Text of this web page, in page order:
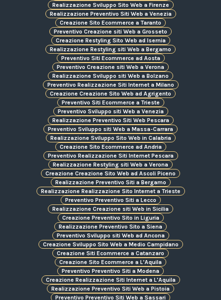
Realizzazione Sviluppo Sito Web a Firenze
Realizzazione Preventivo Siti Web a Venezia
Creazione Sito Ecommerce a Taranto
Preventivo Creazione siti Web a Grosseto
Creazione Restyling Sito Web ad Isernia
Realizzazione Restyling siti Web a Bergamo
Preventivo Siti Ecommerce ad Aosta
Preventivo Creazione siti Web a Verona
Realizzazione Sviluppo siti Web a Bolzano
Preventivo Realizzazione Siti Internet a Milano
Creazione Creazione Sito Web ad Agrigento
Preventivo Siti Ecommerce a Trieste
Preventivo Sviluppo siti Web a Venezia
Realizzazione Preventivo Siti Web Pescara
Preventivo Sviluppo siti Web a Massa-Carrara
Realizzazione Sviluppo Sito Web in Calabria
Creazione Sito Ecommerce ad Andria
Preventivo Realizzazione Siti Internet Pescara
Realizzazione Restyling siti Web a Verona
Creazione Creazione Sito Web ad Ascoli Piceno
Realizzazione Preventivo Siti a Bergamo
Realizzazione Realizzazione Sito Internet a Trieste
Preventivo Preventivo Siti a Lecco
Realizzazione Creazione siti Web in Sicilia
Creazione Preventivo Sito in Liguria
Realizzazione Preventivo Sito a Siena
Preventivo Sviluppo siti Web ad Ancona
Creazione Sviluppo Sito Web a Medio Campidano
Creazione Siti Ecommerce a Catanzaro
Creazione Sito Ecommerce a L'Aquila
Preventivo Preventivo Siti a Modena
Creazione Realizzazione Siti Internet a L'Aquila
Realizzazione Preventivo Siti Web a Pistoia
Preventivo Preventivo Siti Web a Sassari